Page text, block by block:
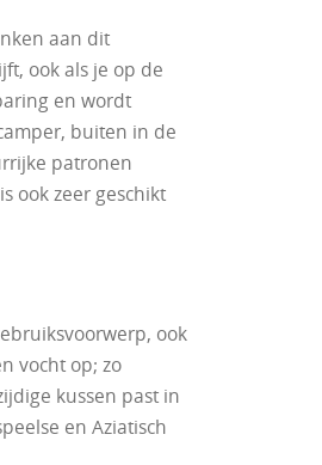
aan dit
ook als je op de
en wordt
buiten in de
patronen
ook zeer geschikt
ook
vocht op; zo
kussen past in
en Aziatisch